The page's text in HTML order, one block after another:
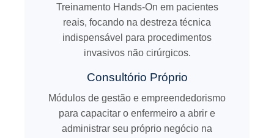
Treinamento Hands-On em pacientes
reais, focando na destreza técnica
indispensável para procedimentos
invasivos não cirúrgicos.
Consultório Próprio
Módulos de gestão e empreendedorismo
para capacitar o enfermeiro a abrir e
administrar seu próprio negócio na